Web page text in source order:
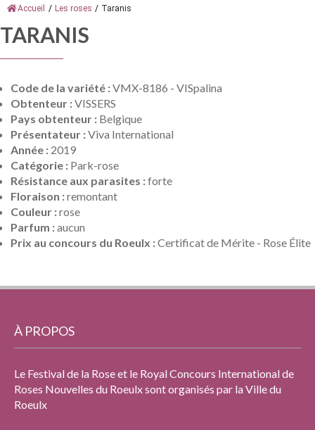
Accueil / Les roses / Taranis
TARANIS
Code de la variété :VMX-8186 - VISpalina
Obtenteur :VISSERS
Pays obtenteur : Belgique
Présentateur :Viva International
Année : 2019
Catégorie : Park-rose
Résistance aux parasites :forte
Floraison :remontant
Couleur :rose
Parfum :aucun
Prix au concours du Roeulx :Certificat de Mérite - Rose Élite
À PROPOS
Le Festival de la Rose et le Royal Concours International de
Roses Nouvelles du Roeulx sont organisés par la Ville du
Roeulx